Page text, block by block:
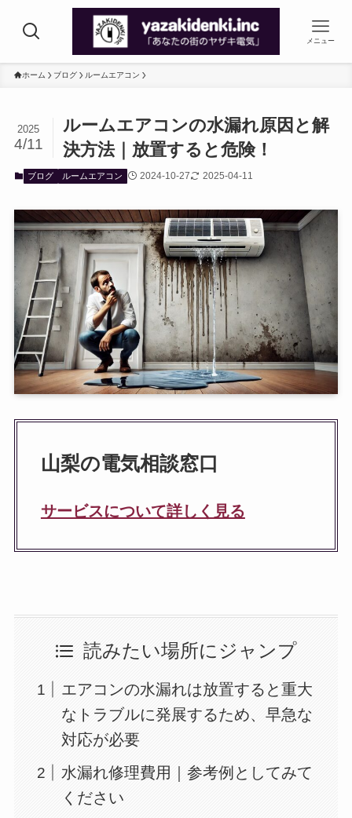
メニュー
ホーム ブログ ルームエアコン
ルームエアコンの水漏れ原因と解
決方法｜放置すると危険！
2025
4/11
ブログ ルームエアコン 2024-10-27 2025-04-11
山梨の電気相談窓口
サービスについて詳しく見る
読みたい場所にジャンプ
エアコンの水漏れは放置すると重大
なトラブルに発展するため、早急な
対応が必要
水漏れ修理費用｜参考例としてみて
ください